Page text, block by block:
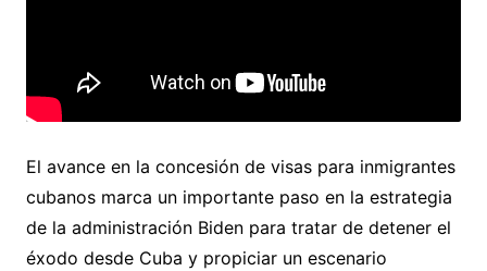
El avance en la concesión de visas para inmigrantes
cubanos marca un importante paso en la estrategia
de la administración Biden para tratar de detener el
éxodo desde Cuba y propiciar un escenario